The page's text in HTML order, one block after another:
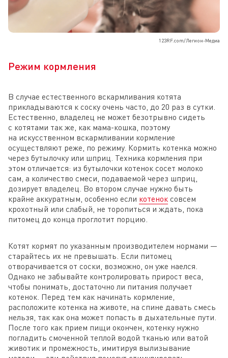
123RF.com/Легион-Медиа
Режим кормления
В случае естественного вскармливания котята
прикладываются к соску очень часто, до 20 раз в сутки.
Естественно, владелец не может безотрывно сидеть
с котятами так же, как мама-кошка, поэтому
на искусственном вскармливании кормление
осуществляют реже, по режиму. Кормить котенка можно
через бутылочку или шприц. Техника кормления при
этом отличается: из бутылочки котенок сосет молоко
сам, а количество смеси, подаваемой через шприц,
дозирует владелец. Во втором случае нужно быть
крайне аккуратным, особенно если котенок совсем
крохотный или слабый, не торопиться и ждать, пока
питомец до конца проглотит порцию.
Котят кормят по указанным производителем нормами —
старайтесь их не превышать. Если питомец
отворачивается от соски, возможно, он уже наелся.
Однако не забывайте контролировать прирост веса,
чтобы понимать, достаточно ли питания получает
котенок. Перед тем как начинать кормление,
расположите котенка на животе, на спине давать смесь
нельзя, так как она может попасть в дыхательные пути.
После того как прием пищи окончен, котенку нужно
погладить смоченной теплой водой тканью или ватой
животик и промежность, имитируя вылизывание